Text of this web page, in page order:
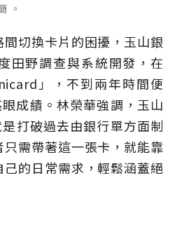
。
切換卡片的困擾，玉山銀
田野調查與系統開發，在
」，不到兩年時間便
成績。林榮華強調，玉山
打破過去由銀行單方面制
需帶著這一張卡，就能靠
的日常需求，輕鬆涵蓋絕